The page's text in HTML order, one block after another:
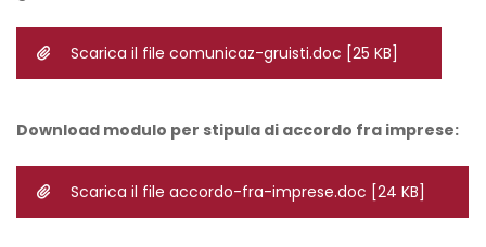
Scarica il file comunicaz-gruisti.doc [25 KB]
Download modulo per stipula di accordo fra imprese:
Scarica il file accordo-fra-imprese.doc [24 KB]